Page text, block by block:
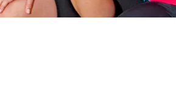
0664 46 291 90, www.LeoHimsl.com